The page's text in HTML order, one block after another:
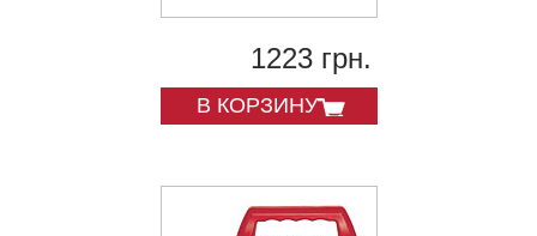
1223 грн.
В КОРЗИНУ